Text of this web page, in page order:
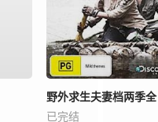
野外求生夫妻档两季全
已完结